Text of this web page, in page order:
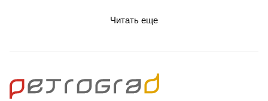
Читать еще